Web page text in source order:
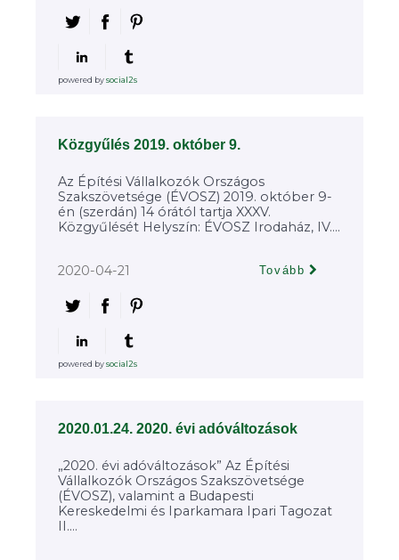
powered bysocial2s
Közgyűlés 2019. október 9.
Az Építési Vállalkozók Országos
Szakszövetsége (ÉVOSZ) 2019. október 9-
én (szerdán) 14 órától tartja XXXV.
Közgyűlését Helyszín: ÉVOSZ Irodaház, IV....
2020-04-21 Tovább
powered bysocial2s
2020.01.24. 2020. évi adóváltozások
„2020. évi adóváltozások” Az Építési
Vállalkozók Országos Szakszövetsége
(ÉVOSZ), valamint a Budapesti
Kereskedelmi és Iparkamara Ipari Tagozat
II....